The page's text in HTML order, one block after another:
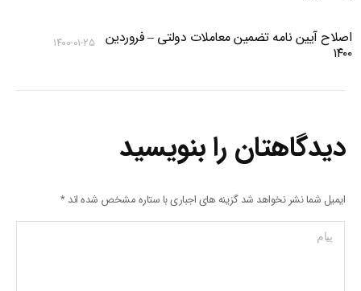
اصلاح آیین نامه تضمین معاملات دولتی – فروردین
۱۴۰۰
۱۴۰۰-۰۱-۲۵
دیدگاهتان را بنویسید
ایمیل شما نشر نخواهد شد گزینه های اجباری با ستاره مشخص شده اند*
پیام